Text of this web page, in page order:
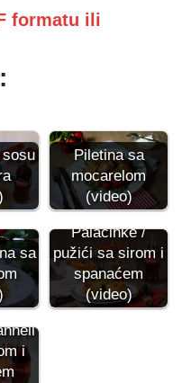
formatu ili
Piletina sa
mocarelom
(video)
sa
Palačinke /
pužići sa sirom i
spanaćem
(video)
i